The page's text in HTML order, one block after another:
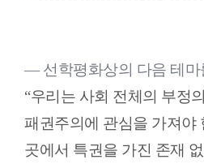
― 선학평화상의 다음 테마
“우리는 사회 전체의 부정
패권주의에 관심을 가져야
곳에서 특권을 가진 존재